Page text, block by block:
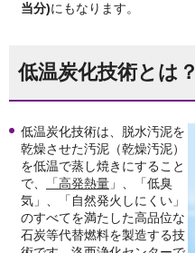
当分)にもなります。
低温炭化技術とは？
低温炭化技術は、脱水汚泥を
乾燥させた汚泥（乾燥汚泥）
を低温で蒸し焼きにすること
で、
「高発熱量 」、「低臭
気」、「自然発火しにくい」
のすべてを満たした高品位な
石炭等代替燃料を製造する技